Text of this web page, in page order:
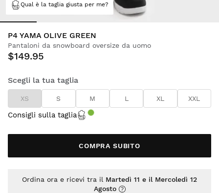
Qual è la taglia giusta per me?
P4 YAMA OLIVE GREEN
Pantaloni da snowboard oversize da uomo
$149.95
Scegli la tua taglia
XS S M L XL XXL
Consigli sulla taglia
COMPRA SUBITO
Ordina ora e ricevi tra il Martedì 11 e il Mercoledì 12
Agosto